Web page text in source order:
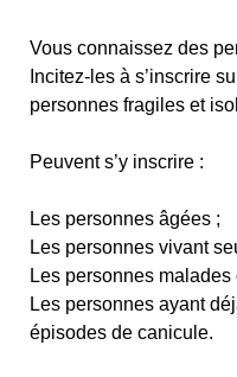
Vous connaissez des
Incitez-les à s’inscrire
personnes fragiles et
Peuvent s’y inscrire :
Les personnes âgées ;
Les personnes vivant
Les personnes
Les personnes ayant
épisodes de canicule.